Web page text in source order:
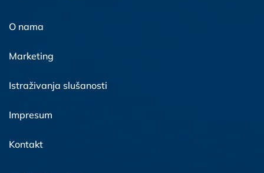
O nama
Marketing
Istraživanja slušanosti
Impresum
Kontakt